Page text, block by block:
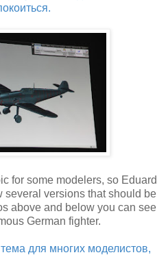
for some modelers, so Eduard
several versions that should be
above and below you can see
German fighter.
для многих моделистов,